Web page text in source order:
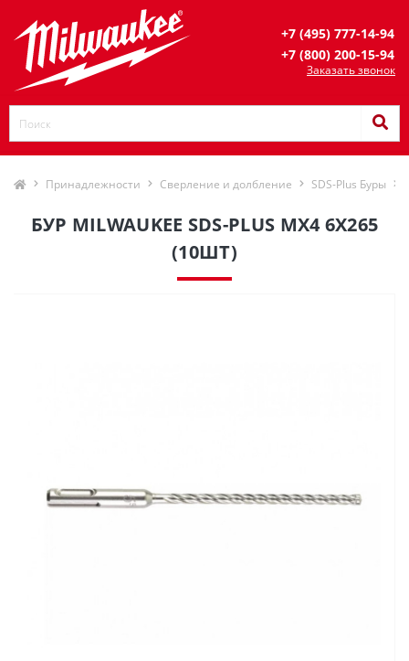
+7 (495) 777-14-94
+7 (800) 200-15-94
Заказать звонок
Принадлежности Сверление и долбление SDS-Plus Буры
БУР MILWAUKEE SDS-PLUS MX4 6Х265
(10ШТ)